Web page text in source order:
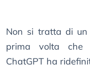
Non si tratta di un
prima volta che
ChatGPT ha